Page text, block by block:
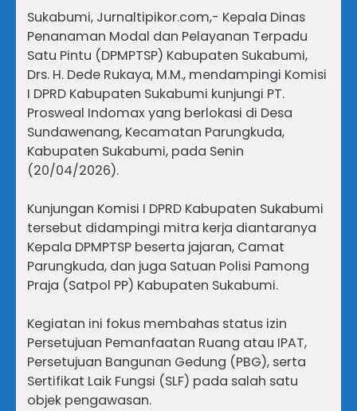
Sukabumi, Jurnaltipikor.com,- Kepala Dinas
Penanaman Modal dan Pelayanan Terpadu
Satu Pintu (DPMPTSP) Kabupaten Sukabumi,
Drs. H. Dede Rukaya, M.M., mendampingi Komisi
I DPRD Kabupaten Sukabumi kunjungi PT.
Prosweal Indomax yang berlokasi di Desa
Sundawenang, Kecamatan Parungkuda,
Kabupaten Sukabumi, pada Senin
(20/04/2026).
Kunjungan Komisi I DPRD Kabupaten Sukabumi
tersebut didampingi mitra kerja diantaranya
Kepala DPMPTSP beserta jajaran, Camat
Parungkuda, dan juga Satuan Polisi Pamong
Praja (Satpol PP) Kabupaten Sukabumi.
Kegiatan ini fokus membahas status izin
Persetujuan Pemanfaatan Ruang atau IPAT,
Persetujuan Bangunan Gedung (PBG), serta
Sertifikat Laik Fungsi (SLF) pada salah satu
objek pengawasan.